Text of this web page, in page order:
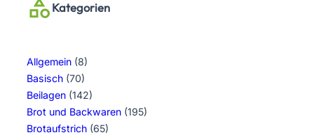
Kategorien
Allgemein (8)
Basisch (70)
Beilagen (142)
Brot und Backwaren (195)
Brotaufstrich (65)